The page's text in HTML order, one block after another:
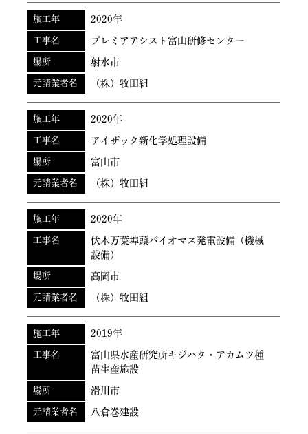
施工年 2020年
工事名 プレミアアシスト富山研修センター
場所 射水市
元請業者名 （株）牧田組
施工年 2020年
工事名 アイザック新化学処理設備
場所 富山市
元請業者名 （株）牧田組
施工年 2020年
工事名
伏木万葉埠頭バイオマス発電設備（機械
設備）
場所 高岡市
元請業者名 （株）牧田組
施工年 2019年
工事名
富山県水産研究所キジハタ・アカムツ種
苗生産施設
場所 滑川市
元請業者名 八倉巻建設